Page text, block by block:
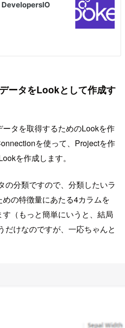
ータをLookとして作成す
タを取得するためのLookを作
を使って、Projectを作
を作成します。
の分類ですので、分類したいラ
の特徴量にあたる4カラムを
（もっと簡単にいうと、結局
だけなのですが、一応ちゃんと